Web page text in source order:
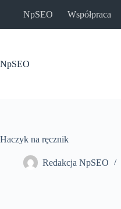
NpSEO Współpraca
NpSEO
Haczyk na ręcznik
Redakcja NpSEO